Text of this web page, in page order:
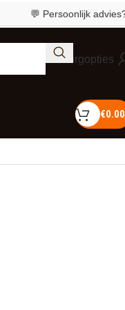
💬 Persoonlijk advies?Bel
Bezorgopties
€0.00